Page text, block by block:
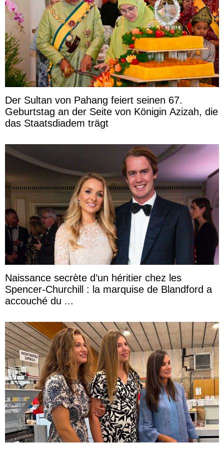
Der Sultan von Pahang feiert seinen 67.
Geburtstag an der Seite von Königin Azizah, die
das Staatsdiadem trägt
Naissance secrète d’un héritier chez les
Spencer-Churchill : la marquise de Blandford a
accouché du ...